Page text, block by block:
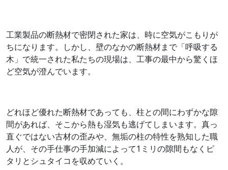
工業製品の断熱材で密閉された家は、時に空気がこもりが
ちになります。しかし、壁のなかの断熱材まで「呼吸する
木」で統一された私たちの現場は、工事の最中から驚くほ
ど空気が澄んでいます。
どれほど優れた断熱材であっても、柱との間にわずかな隙
間があれば、そこから熱も湿気も逃げてしまいます。真っ
直ぐではない古材の歪みや、無垢の柱の特性を熟知した職
人が、その手仕事の手加減によって1ミリの隙間もなくピ
タリとシュタイコを収めていく。